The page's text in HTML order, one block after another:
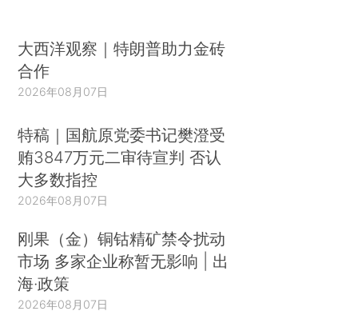
大西洋观察｜特朗普助力金砖
合作
2026年08月07日
特稿｜国航原党委书记樊澄受
贿3847万元二审待宣判 否认
大多数指控
2026年08月07日
刚果（金）铜钴精矿禁令扰动
市场 多家企业称暂无影响 | 出
海·政策
2026年08月07日